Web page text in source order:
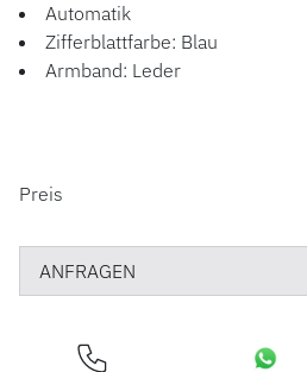
Automatik
Zifferblattfarbe: Blau
Armband: Leder
PREISINFORMATIONEN
Preis
ANFRAGEN